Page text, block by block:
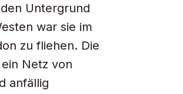
Untergrund
war sie im
zu fliehen. Die
Netz von
anfällig